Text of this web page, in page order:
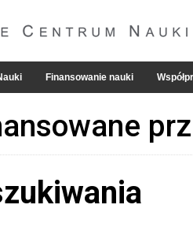
Finansowanie nauki